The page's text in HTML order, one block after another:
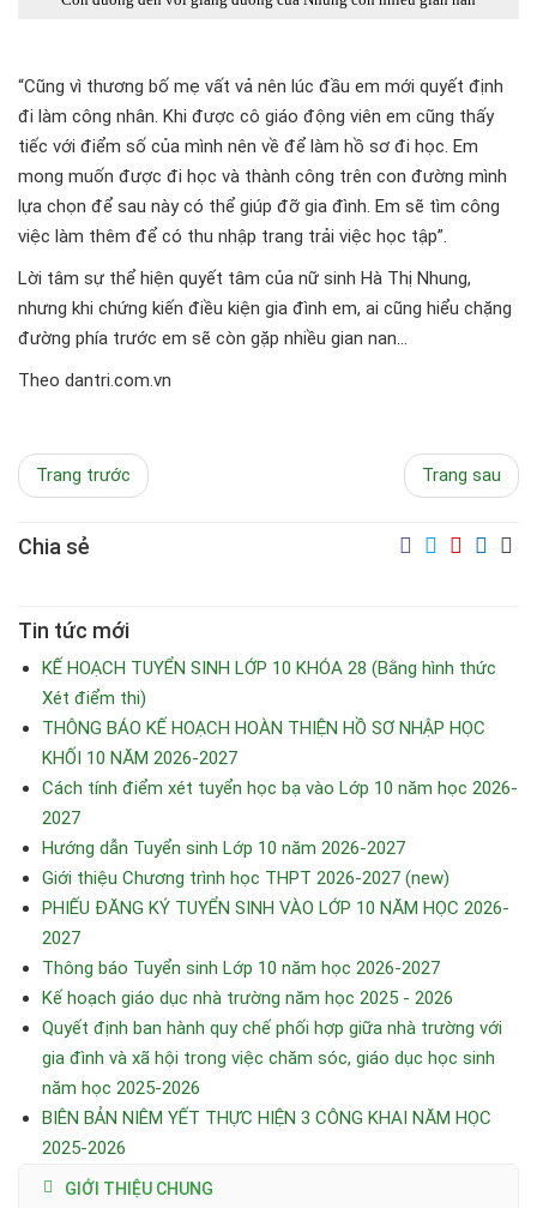
“Cũng vì thương bố mẹ vất vả nên lúc đầu em mới quyết định
đi làm công nhân. Khi được cô giáo động viên em cũng thấy
tiếc với điểm số của mình nên về để làm hồ sơ đi học. Em
mong muốn được đi học và thành công trên con đường mình
lựa chọn để sau này có thể giúp đỡ gia đình. Em sẽ tìm công
việc làm thêm để có thu nhập trang trải việc học tập”.
Lời tâm sự thể hiện quyết tâm của nữ sinh Hà Thị Nhung,
nhưng khi chứng kiến điều kiện gia đình em, ai cũng hiểu chặng
đường phía trước em sẽ còn gặp nhiều gian nan...
Theo dantri.com.vn
Trang trước Trang sau
Chia sẻ
Tin tức mới
KẾ HOẠCH TUYỂN SINH LỚP 10 KHÓA 28 (Bằng hình thức
Xét điểm thi)
THÔNG BÁO KẾ HOẠCH HOÀN THIỆN HỒ SƠ NHẬP HỌC
KHỐI 10 NĂM 2026-2027
Cách tính điểm xét tuyển học bạ vào Lớp 10 năm học 2026-
2027
Hướng dẫn Tuyển sinh Lớp 10 năm 2026-2027
Giới thiệu Chương trình học THPT 2026-2027 (new)
PHIẾU ĐĂNG KÝ TUYỂN SINH VÀO LỚP 10 NĂM HỌC 2026-
2027
Thông báo Tuyển sinh Lớp 10 năm học 2026-2027
Kế hoạch giáo dục nhà trường năm học 2025 - 2026
Quyết định ban hành quy chế phối hợp giữa nhà trường với
gia đình và xã hội trong việc chăm sóc, giáo dục học sinh
năm học 2025-2026
BIÊN BẢN NIÊM YẾT THỰC HIỆN 3 CÔNG KHAI NĂM HỌC
2025-2026
GIỚI THIỆU CHUNG